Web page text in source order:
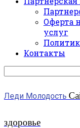
Оферта
услуг
Контакты
Леди Молодость
здоровье